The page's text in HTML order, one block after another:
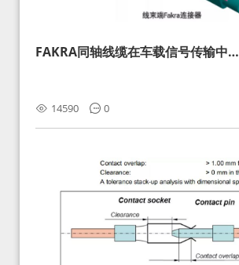
FAKRA同轴线缆在车载信号传输中的
14590 0